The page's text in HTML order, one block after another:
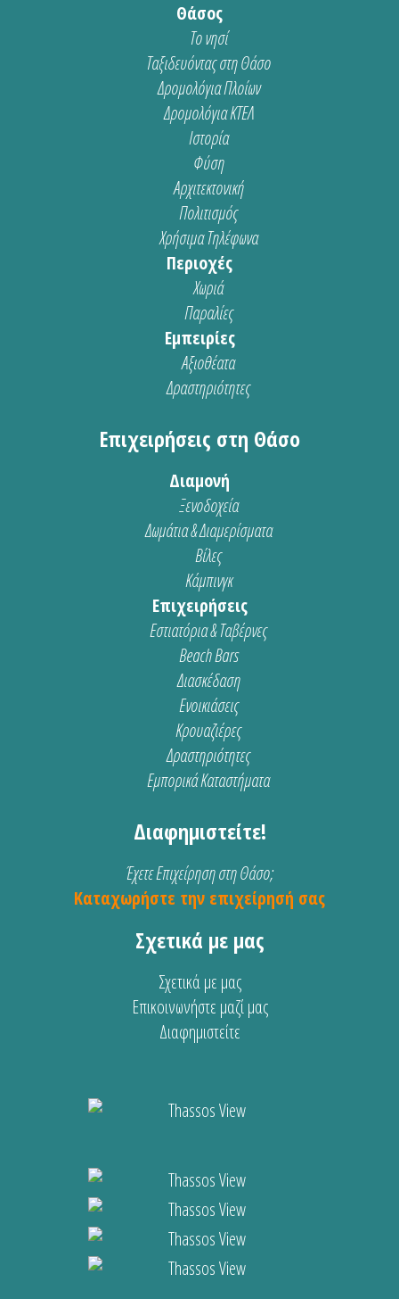
Θάσος
Το νησί
Ταξιδευόντας στη Θάσο
Δρομολόγια Πλοίων
Δρομολόγια ΚΤΕΛ
Ιστορία
Φύση
Αρχιτεκτονική
Πολιτισμός
Χρήσιμα Τηλέφωνα
Περιοχές
Χωριά
Παραλίες
Εμπειρίες
Αξιοθέατα
Δραστηριότητες
Επιχειρήσεις στη Θάσο
Διαμονή
Ξενοδοχεία
Δωμάτια & Διαμερίσματα
Βίλες
Κάμπινγκ
Επιχειρήσεις
Εστιατόρια & Ταβέρνες
Beach Bars
Διασκέδαση
Ενοικιάσεις
Κρουαζιέρες
Δραστηριότητες
Εμπορικά Καταστήματα
Διαφημιστείτε!
Έχετε Επιχείρηση στη Θάσο;
Καταχωρήστε την επιχείρησή σας
Σχετικά με μας
Σχετικά με μας
Επικοινωνήστε μαζί μας
Διαφημιστείτε